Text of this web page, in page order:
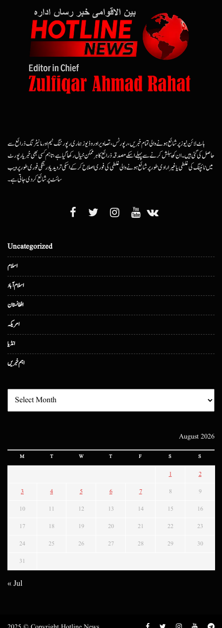
ہاٹ لائن نیوز پر شائع ہونے والی تمام خبریں، رپورٹس، تصاویر اور وڈیوز ہماری رپورٹنگ ٹیم اور مانیٹرنگ ذرائع سے
حاصل کی گئی ہیں۔ ان کو پبلش کرنے سے پہلے اسکے مصدقہ ذرائع کا ہرممکن خیال رکھا گیا ہے، تاہم کسی بھی خبر یا رپورٹ
میں ٹائپنگ کی غلطی یا غیرارادی طور پر شائع ہونے والی غلطی کی فوری اصلاح کرکے اسکی تردید یا درستگی فوری طور پر ویب
سائٹ پر شائع کردی جاتی ہے۔
Uncategorized
اسلام
اسلام آباد
افغانستان
امریکہ
انڈیا
اہم خبریں
August 2026
M T W T F S S
1 2
3 4 5 6 7 8 9
10 11 12 13 14 15 16
17 18 19 20 21 22 23
24 25 26 27 28 29 30
31
« Jul